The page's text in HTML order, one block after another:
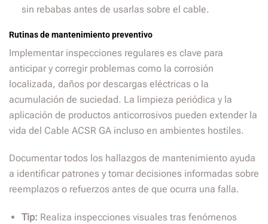
sin rebabas antes de usarlas sobre el cable.
Rutinas de mantenimiento preventivo
Implementar inspecciones regulares es clave para
anticipar y corregir problemas como la corrosión
localizada, daños por descargas eléctricas o la
acumulación de suciedad. La limpieza periódica y la
aplicación de productos anticorrosivos pueden extender la
vida del Cable ACSR GA incluso en ambientes hostiles.
Documentar todos los hallazgos de mantenimiento ayuda
a identificar patrones y tomar decisiones informadas sobre
reemplazos o refuerzos antes de que ocurra una falla.
Tip: Realiza inspecciones visuales tras fenómenos